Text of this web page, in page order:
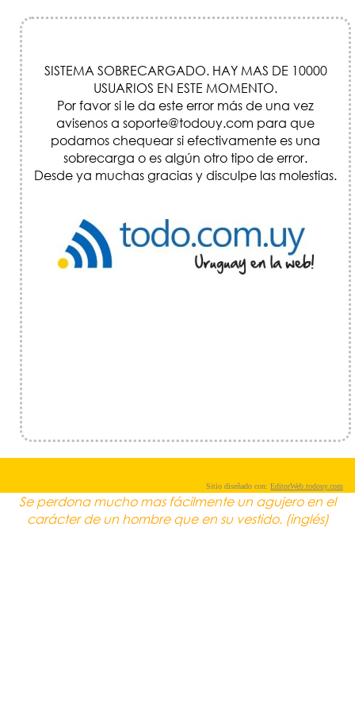
SISTEMA SOBRECARGADO. HAY MAS DE 10000
USUARIOS EN ESTE MOMENTO.
Por favor si le da este error más de una vez
avisenos a soporte@todouy.com para que
podamos chequear si efectivamente es una
sobrecarga o es algún otro tipo de error.
Desde ya muchas gracias y disculpe las molestias.
Sitio diseñado con: EditorWeb.todouy.com
Se perdona mucho mas fácilmente un agujero en el
carácter de un hombre que en su vestido. (inglés)